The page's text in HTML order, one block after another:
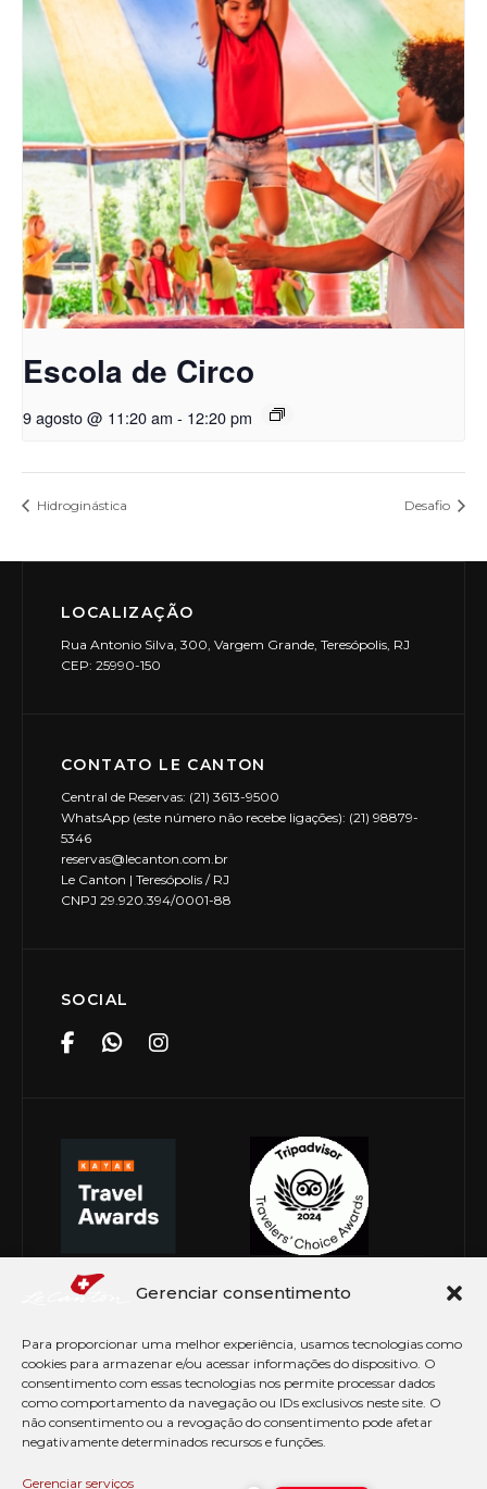
Gerenciar consentimento
Para proporcionar uma melhor experiência, usamos tecnologias como
cookies para armazenar e/ou acessar informações do dispositivo. O
consentimento com essas tecnologias nos permite processar dados
como comportamento da navegação ou IDs exclusivos neste site. O
não consentimento ou a revogação do consentimento pode afetar
negativamente determinados recursos e funções.
Gerenciar serviços
Escola de Circo
9 agosto @ 11:20 am - 12:20 pm
Hidroginástica Desafio
LOCALIZAÇÃO
Rua Antonio Silva, 300, Vargem Grande, Teresópolis, RJ
CEP: 25990-150
CONTATO LE CANTON
Central de Reservas: (21) 3613-9500
WhatsApp (este número não recebe ligações): (21) 98879-
5346
reservas@lecanton.com.br
Le Canton | Teresópolis / RJ
CNPJ 29.920.394/0001-88
SOCIAL
© Copyright 2026 Le Canton. Todos os direitos